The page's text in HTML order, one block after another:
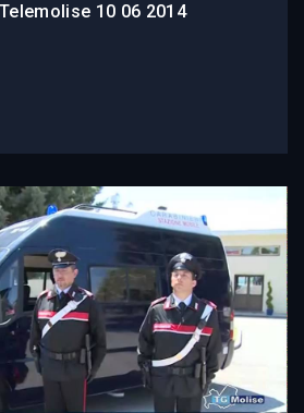
10 06 2014